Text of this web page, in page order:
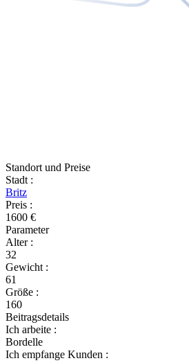
Standort und Preise
Stadt :
Britz
Preis :
1600 €
Parameter
Alter :
32
Gewicht :
61
Größe :
160
Beitragsdetails
Ich arbeite :
Bordelle
Ich empfange Kunden :